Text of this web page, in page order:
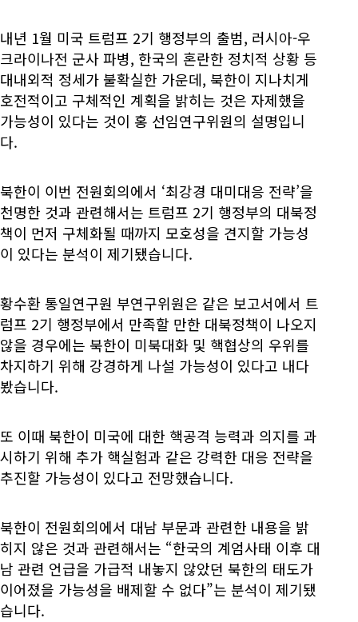
내년 1월 미국 트럼프 2기 행정부의 출범, 러시아-우
크라이나전 군사 파병, 한국의 혼란한 정치적 상황 등
대내외적 정세가 불확실한 가운데, 북한이 지나치게
호전적이고 구체적인 계획을 밝히는 것은 자제했을
가능성이 있다는 것이 홍 선임연구위원의 설명입니
다.
북한이 이번 전원회의에서 ‘최강경 대미대응 전략’을
천명한 것과 관련해서는 트럼프 2기 행정부의 대북정
책이 먼저 구체화될 때까지 모호성을 견지할 가능성
이 있다는 분석이 제기됐습니다.
황수환 통일연구원 부연구위원은 같은 보고서에서 트
럼프 2기 행정부에서 만족할 만한 대북정책이 나오지
않을 경우에는 북한이 미북대화 및 핵협상의 우위를
차지하기 위해 강경하게 나설 가능성이 있다고 내다
봤습니다.
또 이때 북한이 미국에 대한 핵공격 능력과 의지를 과
시하기 위해 추가 핵실험과 같은 강력한 대응 전략을
추진할 가능성이 있다고 전망했습니다.
북한이 전원회의에서 대남 부문과 관련한 내용을 밝
히지 않은 것과 관련해서는 “한국의 계엄사태 이후 대
남 관련 언급을 가급적 내놓지 않았던 북한의 태도가
이어졌을 가능성을 배제할 수 없다”는 분석이 제기됐
습니다.